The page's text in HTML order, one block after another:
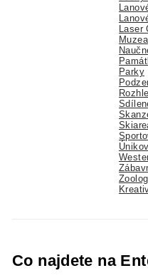
Laser
Muzea
Parky
Co najdete na